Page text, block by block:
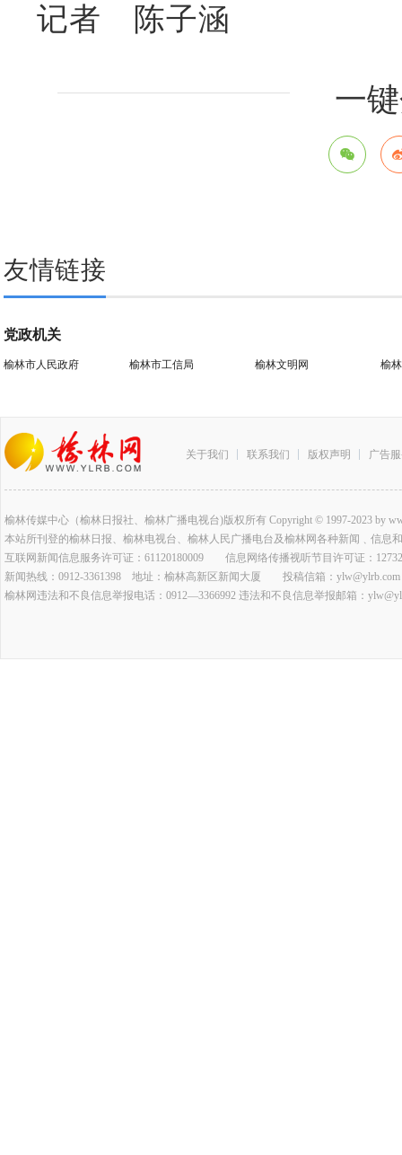
记者 陈子涵
一
友情链接
党政机关
榆林市人民政府 榆林市工信局 榆林文明网 榆
关于我们 联系我们 版权声明 广告
榆林传媒中心（榆林日报社、榆林广播电视台)版权所有 Copyright © 1997-2023 by
本站所刊登的榆林日报、榆林电视台、榆林人民广播电台及榆林网各种新闻﹑信
互联网新闻信息服务许可证：61120180009 信息网络传播视听节目许可证：
新闻热线：0912-3361398 地址：榆林高新区新闻大厦 投稿信箱：ylw@ylrb.com
榆林网违法和不良信息举报电话：0912—3366992 违法和不良信息举报邮箱：